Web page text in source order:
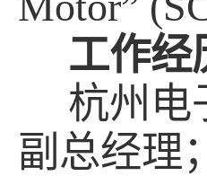
工作经
杭州电
副总经理